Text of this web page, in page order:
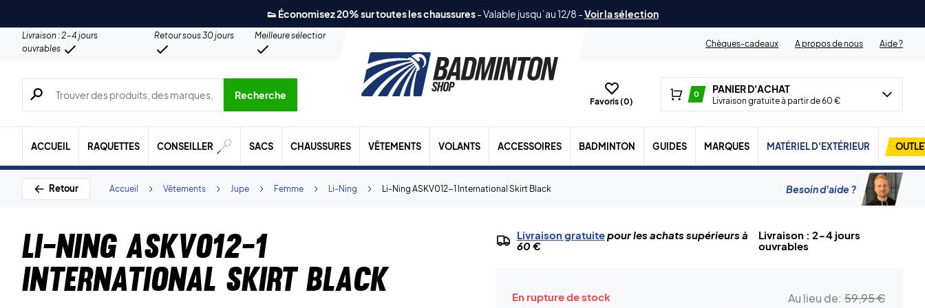
👟 Économisez 20% sur toutes les chaussures-Valable jusqu´au 12/8 -Voir la sélection
Livraison : 2-4 jours
ouvrables
Retour sous 30 jours
Meilleure sélection
Chèques-cadeaux
A propos de nous Aide ?
Recherche de produits, de marques, etc.
Recherche
Favoris (0)
0 PANIER D'ACHAT
Livraison gratuite à partir de 60 €
ACCUEIL RAQUETTES CONSEILLER SACS CHAUSSURES VÊTEMENTS VOLANTS ACCESSOIRES BADMINTON GUIDES MARQUES MATÉRIEL D'EXTÉRIEUR
Retour Li-Ning ASKV012-1 International Skirt Black
Li-Ning
Femme
Jupe
Vêtements
Accueil Besoin d'aide ?
Li-Ning ASKV012-1
International Skirt Black
Livraison gratuitepour les achats supérieurs à
60 €
Livraison : 2-4 jours
ouvrables
En rupture de stock Au lieu de: 59,95 €